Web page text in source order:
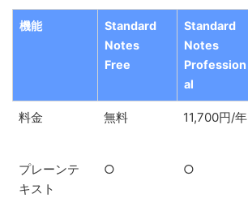
機能
Standard
Notes
Free
Standard
Notes
Profession
al
料金 無料 11,700円/年
プレーンテ
キスト
○ ○